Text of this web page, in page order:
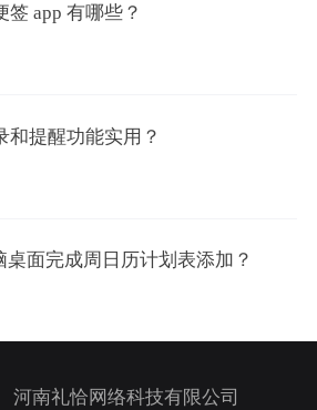
app 有哪些？
和提醒功能实用？
桌面完成周日历计划表添加？
河南礼恰网络科技有限公司